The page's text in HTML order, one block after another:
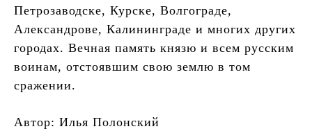
Петрозаводске, Курске, Волгограде,
Александрове, Калининграде и многих других
городах. Вечная память князю и всем русским
воинам, отстоявшим свою землю в том
сражении.
Автор: Илья Полонский